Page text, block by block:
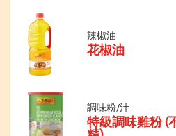
辣椒油
花椒油
調味粉/汁
特級調味雞粉 (